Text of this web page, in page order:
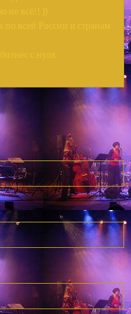
не всё!! ))
всей России и странам
с нуля.